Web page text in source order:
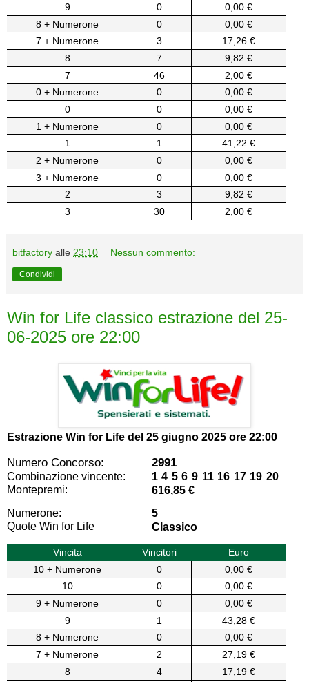
9
0
0,00 €
8 + Numerone
0
0,00 €
7 + Numerone
3
17,26 €
8
7
9,82 €
7
46
2,00 €
0 + Numerone
0
0,00 €
0
0
0,00 €
1 + Numerone
0
0,00 €
1
1
41,22 €
2 + Numerone
0
0,00 €
3 + Numerone
0
0,00 €
2
3
9,82 €
3
30 2,00 €
bitfactory alle 23:10 Nessun commento:
Condividi
Win for Life classico estrazione del 25-
06-2025 ore 22:00
Estrazione Win for Life del 25 giugno 2025 ore 22:00
Numero Concorso: 2991
Combinazione vincente:
1 4 5 6 9 11 16 17 19 20
Montepremi:
616,85 €
Numerone:
5
Quote Win for Life
Classico
Vincita Vincitori
Euro
10 + Numerone
0
0,00 €
10
0
0,00 €
9 + Numerone
0
0,00 €
9
1
43,28 €
8 + Numerone
0
0,00 €
7 + Numerone
2
27,19 €
8
4
17,19 €